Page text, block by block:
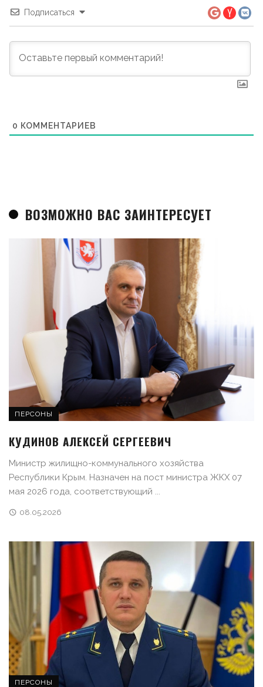
Подписаться
0 КОММЕНТАРИЕВ
ВОЗМОЖНО ВАС ЗАИНТЕРЕСУЕТ
ПЕРСОНЫ
КУДИНОВ АЛЕКСЕЙ СЕРГЕЕВИЧ
Министр жилищно-коммунального хозяйства
Республики Крым. Назначен на пост министра ЖКХ 07
мая 2026 года, соответствующий ...
08.05.2026
ПЕРСОНЫ